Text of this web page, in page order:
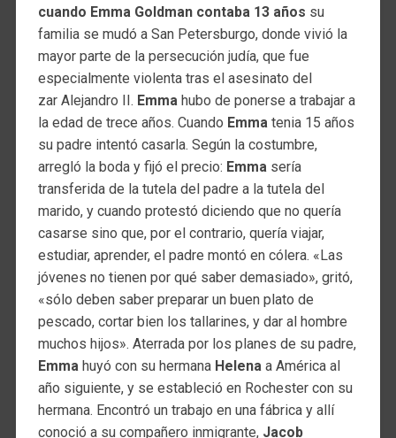
cuando Emma Goldman contaba 13 años su
familia se mudó a San Petersburgo, donde vivió la
mayor parte de la persecución judía, que fue
especialmente violenta tras el asesinato del
zar Alejandro II. Emma hubo de ponerse a trabajar a
la edad de trece años. Cuando Emmatenia 15 años
su padre intentó casarla. Según la costumbre,
arregló la boda y fijó el precio: Emmasería
transferida de la tutela del padre a la tutela del
marido, y cuando protestó diciendo que no quería
casarse sino que, por el contrario, quería viajar,
estudiar, aprender, el padre montó en cólera. «Las
jóvenes no tienen por qué saber demasiado», gritó,
«sólo deben saber preparar un buen plato de
pescado, cortar bien los tallarines, y dar al hombre
muchos hijos». Aterrada por los planes de su padre,
Emmahuyó con su hermana Helenaa América al
año siguiente, y se estableció en Rochester con su
hermana. Encontró un trabajo en una fábrica y allí
conoció a su compañero inmigrante, Jacob